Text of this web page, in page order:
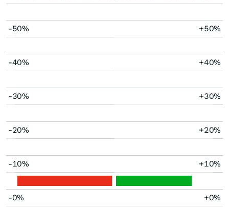
-50% +50%
-40% +40%
-30% +30%
-20% +20%
-10% +10%
-0% +0%